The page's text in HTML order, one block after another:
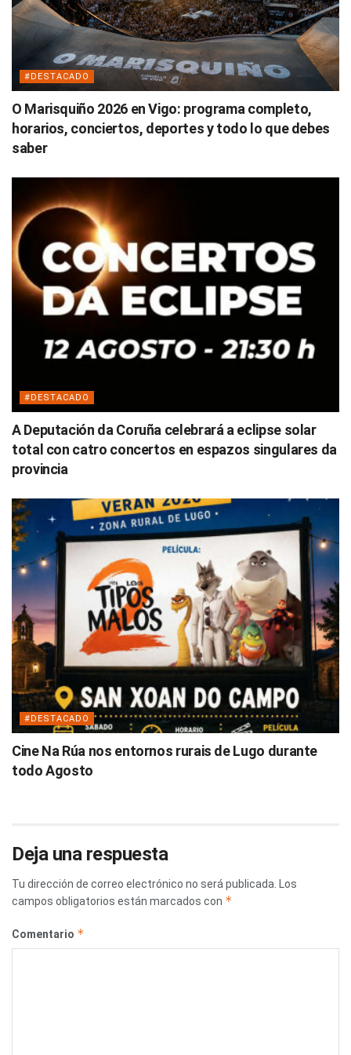
#DESTACADO
O Marisquiño 2026 en Vigo: programa completo,
horarios, conciertos, deportes y todo lo que debes
saber
#DESTACADO
A Deputación da Coruña celebrará a eclipse solar
total con catro concertos en espazos singulares da
provincia
#DESTACADO
Cine Na Rúa nos entornos rurais de Lugo durante
todo Agosto
Deja una respuesta
Tu dirección de correo electrónico no será publicada.
Los
campos obligatorios están marcados con *
Comentario *